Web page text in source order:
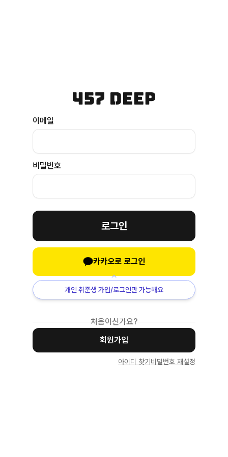
이메일
비밀번호
로그인
카카오로 로그인
개인 취준생 가입/로그인만 가능해요
처음이신가요?
회원가입
아이디 찾기 비밀번호 재설정